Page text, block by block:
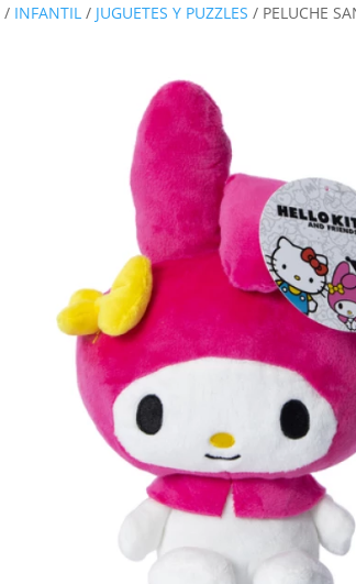
/ INFANTIL / JUGUETES Y PUZZLES / PELUCHE